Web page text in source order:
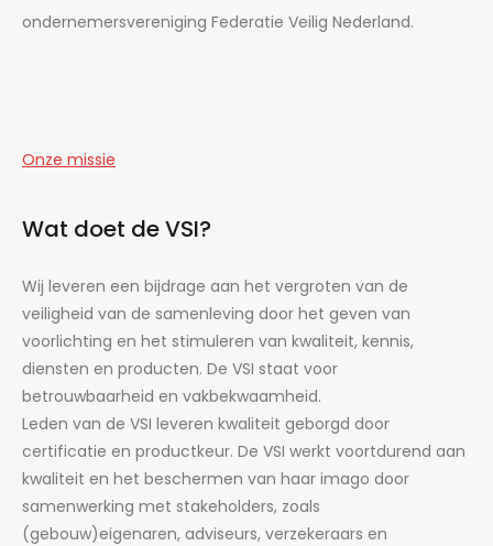
ondernemersvereniging Federatie Veilig Nederland.
Onze missie
Wat doet de VSI?
Wij leveren een bijdrage aan het vergroten van de
veiligheid van de samenleving door het geven van
voorlichting en het stimuleren van kwaliteit, kennis,
diensten en producten. De VSI staat voor
betrouwbaarheid en vakbekwaamheid.
Leden van de VSI leveren kwaliteit geborgd door
certificatie en productkeur. De VSI werkt voortdurend aan
kwaliteit en het beschermen van haar imago door
samenwerking met stakeholders, zoals
(gebouw)eigenaren, adviseurs, verzekeraars en